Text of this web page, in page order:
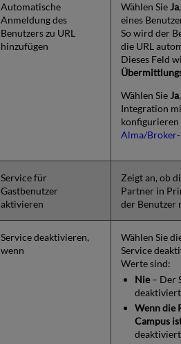
Automatische
Anmeldung des
Benutzers zu URL
hinzufügen
Wählen SieJa
eines
So wird der
die URL
Dieses Feld
Wählen SieJa
Integration
Alma/
Service für
Gastbenutzer
aktivieren
Zeigt an, ob
Partner in
der Benutzer
Service deaktivieren,
wenn
Wählen Sie
Service
Werte sind:
Nie– Der
Wenn die
Campus